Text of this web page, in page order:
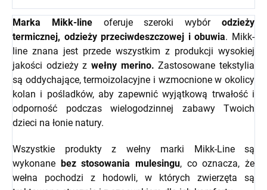
Marka Mikk-lineoferuje szeroki wybórodzieży
termicznej, odzieży przeciwdeszczowej i obuwia. Mikk-
line znana jest przede wszystkim z produkcji wysokiej
jakości odzieży z wełny merino. Zastosowane tekstylia
są oddychające, termoizolacyjne i wzmocnione w okolicy
kolan i pośladków, aby zapewnić wyjątkową trwałość i
odporność podczas wielogodzinnej zabawy Twoich
dzieci na łonie natury.
Wszystkie produkty z wełny marki Mikk-Line są
wykonane
bez stosowania mulesingu, co oznacza, że
wełna pochodzi z hodowli, w których zwierzęta są